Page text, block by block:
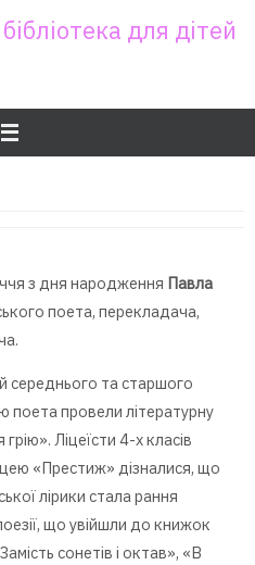
для дітей
з дня народження Павла
поета, перекладача,
середнього та старшого
поета провели літературну
Ліцеїсти 4-х класів
«Престиж» дізналися, що
лірики стала рання
що увійшли до книжок
сонетів і октав», «В